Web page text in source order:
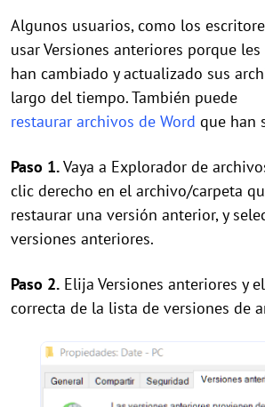
Algunos usuarios, como los
usar Versiones anteriores porque
han cambiado y actualizado sus
largo del tiempo. También puede
restaurar archivos de Word que han
Paso 1.Vaya a Explorador de
clic derecho en el archivo/carpeta
restaurar una versión anterior, y
versiones anteriores.
Paso 2. Elija Versiones anteriores y
correcta de la lista de versiones de